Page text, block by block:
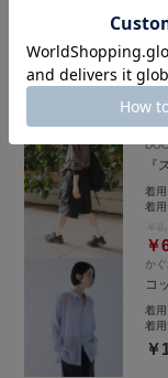
脚まわりにゆとりがあ
すっきり細見えするバ
ハーフパンツに抵抗の
取り入れやすい1本で
チ
着
着
￥
￥
『
着用
着
￥
かぐ
コ
着
着用
￥